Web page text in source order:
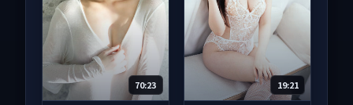
70:23 19:21